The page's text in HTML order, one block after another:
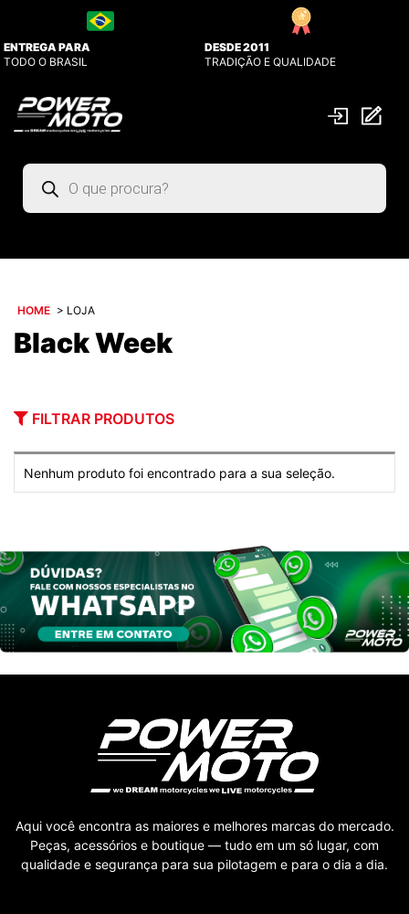
ENTREGA PARA
TODO O BRASIL
DESDE 2011
TRADIÇÃO E QUALIDADE
Pesquisar
produtos
HOME > LOJA
Black Week
FILTRAR PRODUTOS
Nenhum produto foi encontrado para a sua seleção.
Aqui você encontra as maiores e melhores marcas do mercado.
Peças, acessórios e boutique — tudo em um só lugar, com
qualidade e segurança para sua pilotagem e para o dia a dia.